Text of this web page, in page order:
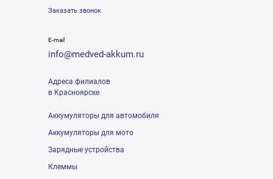
Заказать звонок
E-mail
info@medved-akkum.ru
Адреса филиалов
в Красноярске
Аккумуляторы для автомобиля
Аккумуляторы для мото
Зарядные устройства
Клеммы